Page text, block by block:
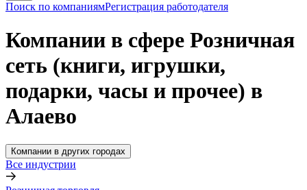
Поиск по компаниямРегистрация работодателя
Компании в сфере Розничная
сеть (книги, игрушки,
подарки, часы и прочее) в
Алаево
Компании в других городах
Все индустрии